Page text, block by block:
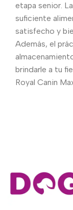
etapa senior.
suficiente
satisfecho y
Además, el
brindarle a tu
Royal Canin